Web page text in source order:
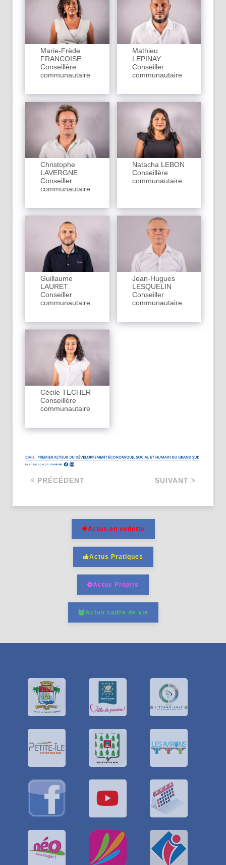
Marie-Frède
FRANCOISE
Conseillère
communautaire
Mathieu
LEPINAY
Conseiller
communautaire
Christophe
LAVERGNE
Conseiller
communautaire
Natacha LEBON
Conseillère
communautaire
Guillaume
LAURET
Conseiller
communautaire
Jean-Hugues
LESQUELIN
Conseiller
communautaire
Cécile TECHER
Conseillère
communautaire
PRÉCÉDENT SUIVANT
Actus en vedette
Actus Pratiques
Actus Projets
Actus cadre de vie